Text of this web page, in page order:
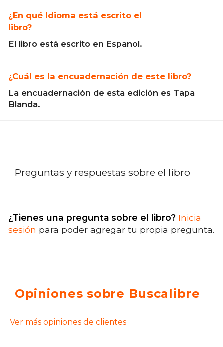
¿En qué Idioma está escrito el
libro?
El libro está escrito en Español.
¿Cuál es la encuadernación de este libro?
La encuadernación de esta edición es Tapa
Blanda.
Preguntas y respuestas sobre el libro
¿Tienes una pregunta sobre el libro? Inicia
sesión para poder agregar tu propia pregunta.
Opiniones sobre Buscalibre
Ver más opiniones de clientes